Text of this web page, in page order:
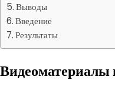
Выводы
Введение
Результаты
Видеоматериалы